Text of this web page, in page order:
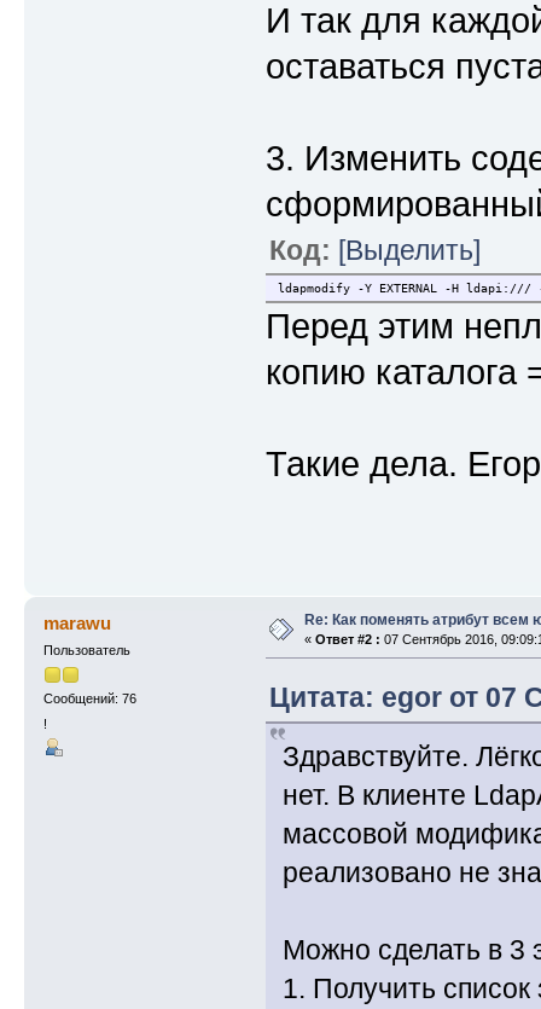
И так для
оставаться
3. Изменить
Код: [Выделить]
ldapmodify -Y EXTERNAL -H
Перед этим
копию каталога
Такие дела. Егор
marawu
Пользователь
Сообщений: 76
!
Re: Как поменять атрибут всем
« Ответ #2 : 07 Сентябрь 2016,
Цитата: egor от 07
Здравствуйте.
нет. В клиенте
массовой
реализовано не
Можно сделать в 3
1. Получить